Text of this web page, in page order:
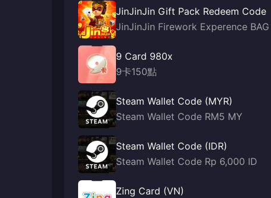
JinJinJin Gift Pack Redeem Code
JinJinJin Firework Experence BAG
9 Card 980x
9卡150點
Steam Wallet Code (MYR)
Steam Wallet Code RM5 MY
Steam Wallet Code (IDR)
Steam Wallet Code Rp 6,000 ID
Zing Card (VN)